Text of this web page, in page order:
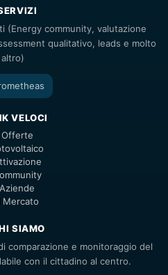
(Energy community, valutazione
qualitativo, leads e molto
altro)
VELOCI
Offerte
Aziende
Mercato
SIAMO
comparazione e monitoraggio del
con il cittadino al centro.